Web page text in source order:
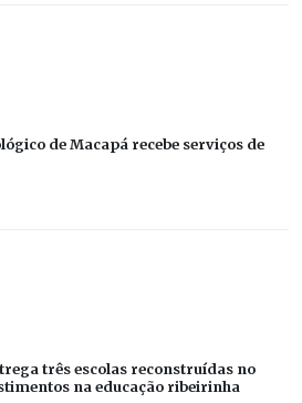
de Macapá recebe serviços de
três escolas reconstruídas no
na educação ribeirinha